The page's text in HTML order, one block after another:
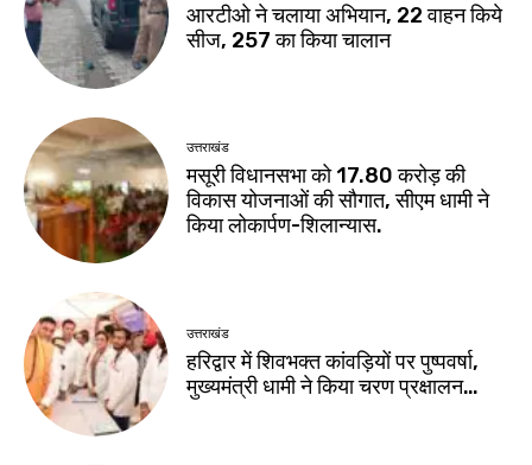
आरटीओ ने चलाया अभियान, 22 वाहन किये
सीज, 257 का किया चालान
उत्तराखंड
मसूरी विधानसभा को 17.80 करोड़ की
विकास योजनाओं की सौगात, सीएम धामी ने
किया लोकार्पण-शिलान्यास.
उत्तराखंड
हरिद्वार में शिवभक्त कांवड़ियों पर पुष्पवर्षा,
मुख्यमंत्री धामी ने किया चरण प्रक्षालन…